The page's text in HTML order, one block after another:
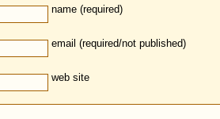
name (required)
email (required/not published)
web site